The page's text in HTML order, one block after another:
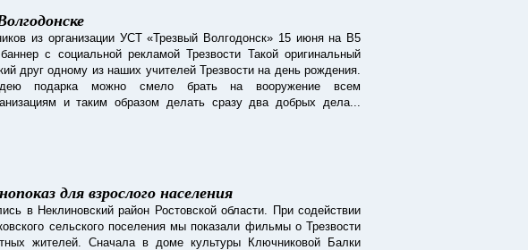
из организации УСТ «Трезвый Волгодонск» 15 июня на В5
с социальной рекламой Трезвости Такой оригинальный
друг одному из наших учителей Трезвости на день рождения.
подарка можно смело брать на вооружение всем
и таким образом делать сразу два добрых дела...
для взрослого населения
в Неклиновский район Ростовской области. При содействии
сельского поселения мы показали фильмы о Трезвости
жителей. Сначала в доме культуры Ключниковой Балки